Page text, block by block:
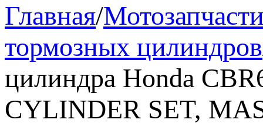
Главная/
тормозных цилиндров
цилиндра Honda
CYLINDER SET,